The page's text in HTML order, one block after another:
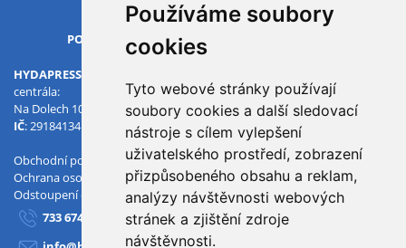
Používáme soubory
cookies
Tyto webové stránky používají
soubory cookies a další sledovací
nástroje s cílem vylepšení
uživatelského prostředí, zobrazení
přizpůsobeného obsahu a reklam,
analýzy návštěvnosti webových
stránek a zjištění zdroje
návštěvnosti.
OTVÍRACÍ DOBA
PO-PÁ
HYDAPRESS CZ s.r.o.
centrála:
Na Dolech 109 586 01 Jihlava
IČ: 29184134 : CZ29184134
Obchodní podmínky
Ochrana osobních údajů
Odstoupení od smlouvy
733 674 293